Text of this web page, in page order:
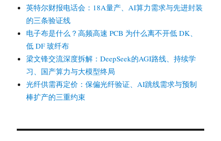
英特尔财报电话会：18A量产、AI算力需求与先进封装
的三条验证线
电子布是什么？高频高速 PCB 为什么离不开低 DK、
低 DF 玻纤布
梁文锋交流深度拆解：DeepSeek的AGI路线、持续学
习、国产算力与大模型终局
光纤供需再定价：保偏光纤验证、AI跳线需求与预制
棒扩产的三重约束